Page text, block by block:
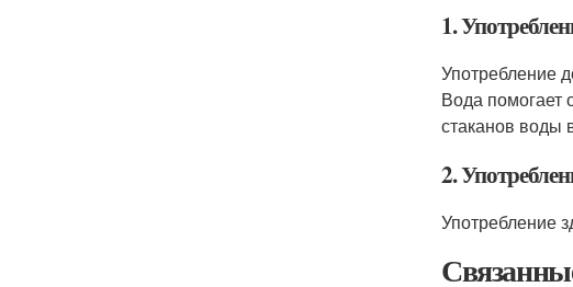
1.
Употребление
Вода помогает
стаканов воды
2.
Употребление